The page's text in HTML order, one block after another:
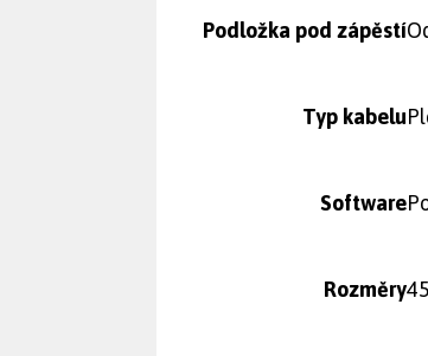
Podložka pod zápěstí
Typ kabelu
Software
Rozměry